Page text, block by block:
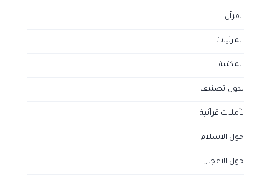
القرآن
المرئيات
المكتبة
بدون تصنيف
تأملات قرآنية
حول الاسلام
حول الاعجاز